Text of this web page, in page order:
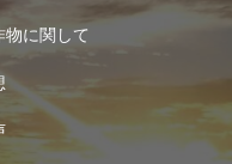
に関して